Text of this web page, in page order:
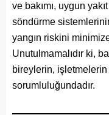
ve bakımı, uygun
söndürme
yangın riskini
Unutulmamalıdır ki,
bireylerin,
sorumluluğundadır.